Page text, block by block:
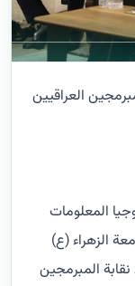
العراقيين
المعلومات
الزهراء (ع)
المبرمجين